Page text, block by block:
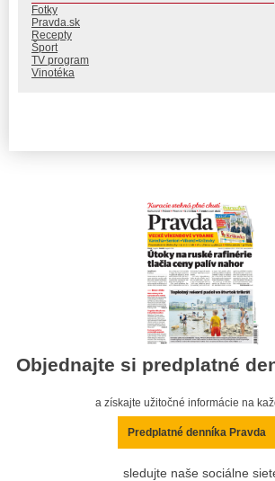
Fotky
Pravda.sk
Recepty
Šport
TV program
Vinotéka
Objednajte si predplatné
a získajte užitočné informácie na
Predplatné denníka Pravda
sledujte naše sociálne